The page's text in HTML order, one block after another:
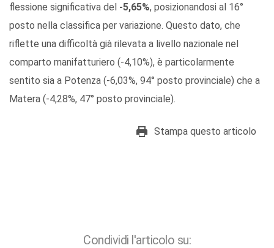
flessione significativa del -5,65%, posizionandosi al 16°
posto nella classifica per variazione. Questo dato, che
riflette una difficoltà già rilevata a livello nazionale nel
comparto manifatturiero (-4,10%), è particolarmente
sentito sia a Potenza (-6,03%, 94° posto provinciale) che a
Matera (-4,28%, 47° posto provinciale).
Stampa questo articolo
Condividi l'articolo su: